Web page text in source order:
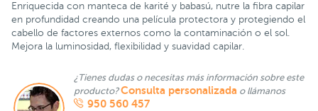
Enriquecida con manteca de karité y babasú, nutre la fibra capilar
en profundidad creando una película protectora y protegiendo el
cabello de factores externos como la contaminación o el sol.
Mejora la luminosidad, flexibilidad y suavidad capilar.
¿Tienes dudas o necesitas más información sobre este
producto?Consulta personalizada o llámanos
950 560 457